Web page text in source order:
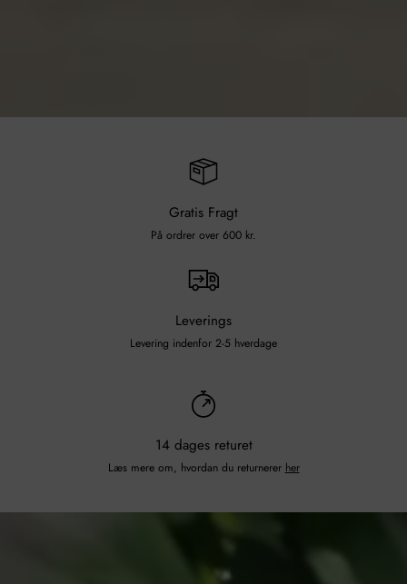
Gratis Fragt
På ordrer over 600 kr.
Leverings
Levering indenfor 2-5 hverdage
14 dages returet
Læs mere om, hvordan du returnerer her